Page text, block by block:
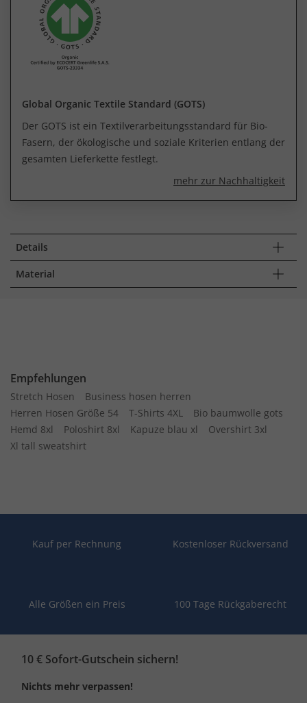
Global Organic Textile Standard (GOTS)
Der GOTS ist ein Textilverarbeitungsstandard für Bio-
Fasern, der ökologische und soziale Kriterien entlang der
gesamten Lieferkette festlegt.
mehr zur Nachhaltigkeit
Details
Material
Empfehlungen
Stretch Hosen
Business hosen herren
Herren Hosen Größe 54
T-Shirts 4XL
Bio baumwolle gots
Hemd 8xl
Poloshirt 8xl Kapuze blau xl
Overshirt 3xl
Xl tall sweatshirt
Kauf per Rechnung Kostenloser Rückversand
Alle Größen ein Preis 100 Tage Rückgaberecht
10 € Sofort-Gutschein sichern!
Nichts mehr verpassen!